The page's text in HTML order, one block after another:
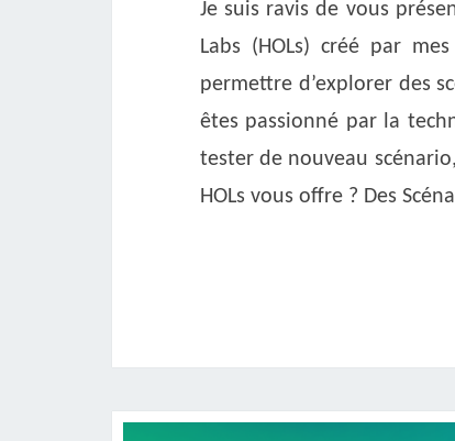
Je suis ravis de vous
Labs (HOLs) créé par
permettre d’explorer des
êtes passionné par la
tester de nouveau
HOLs vous offre ? Des